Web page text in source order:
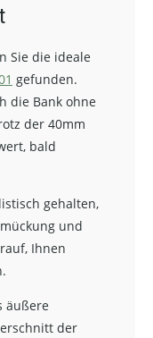
Sie die ideale
gefunden.
die Bank ohne
der 40mm
bald
gehalten,
und
Ihnen
äußere
der